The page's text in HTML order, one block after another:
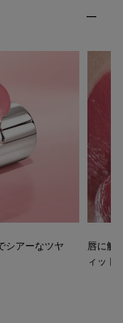
シアーなツヤ
唇に触
ィット